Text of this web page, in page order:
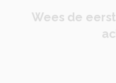
Wees de